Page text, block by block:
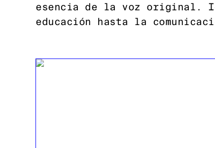
esencia de la voz original.
educación hasta la